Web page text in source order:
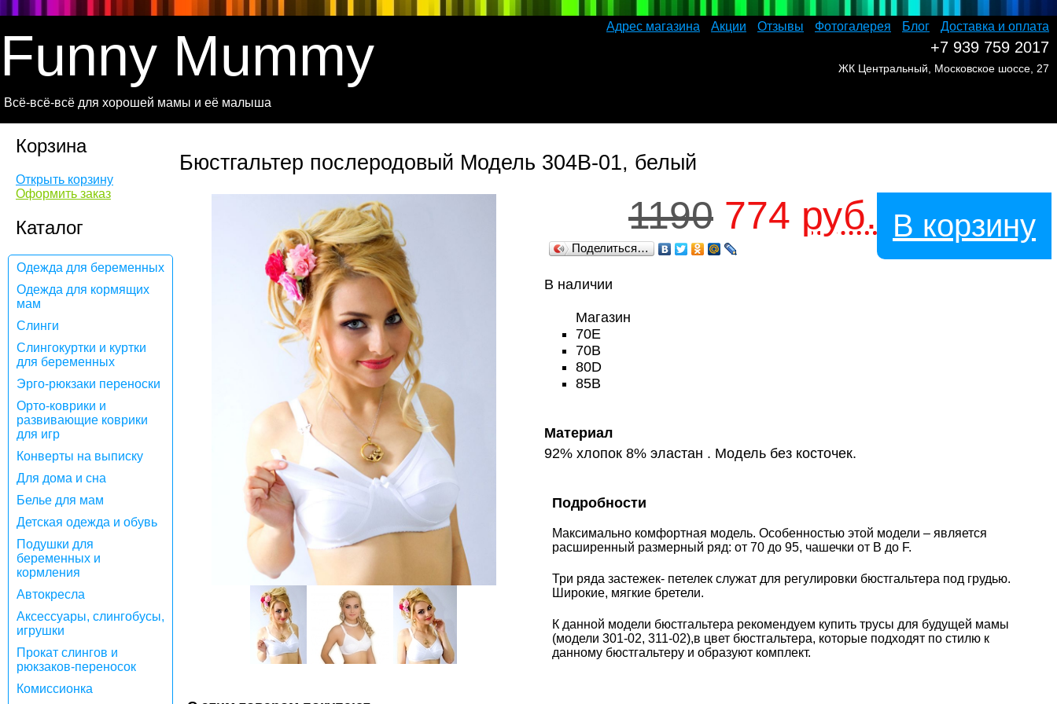
Адрес магазина Акции Отзывы Фотогалерея Блог Доставка и оплата
Funny Mummy
Всё-всё-всё для хорошей мамы и её малыша
Корзина
Открыть корзину
Оформить заказ
Каталог
Одежда для беременных
Одежда для кормящих
мам
Слинги
Слингокуртки и куртки
для беременных
Эрго-рюкзаки переноски
Орто-коврики и
развивающие коврики
для игр
Конверты на выписку
Для дома и сна
Белье для мам
Детская одежда и обувь
Подушки для
беременных и
кормления
Автокресла
Аксессуары, слингобусы,
игрушки
Прокат слингов и
рюкзаков-переносок
Комиссионка
Бюстгальтер послеродовый Модель 304В-01, белый
В корзину
1190 774 руб.
Поделиться…
В наличии
Магазин
70E
70В
80D
85B
Материал
92% хлопок 8% эластан . Модель без косточек.
Подробности
Максимально комфортная модель. Особенностью этой модели – является
расширенный размерный ряд: от 70 до 95, чашечки от В до F.
Три ряда застежек- петелек служат для регулировки бюстгальтера под грудью.
Широкие, мягкие бретели.
К данной модели бюстгальтера рекомендуем купить трусы для будущей мамы
(модели 301-02, 311-02),в цвет бюстгальтера, которые подходят по стилю к
данному бюстгальтеру и образуют комплект.
+7 939 759 2017
ЖК Центральный, Московское шоссе, 27